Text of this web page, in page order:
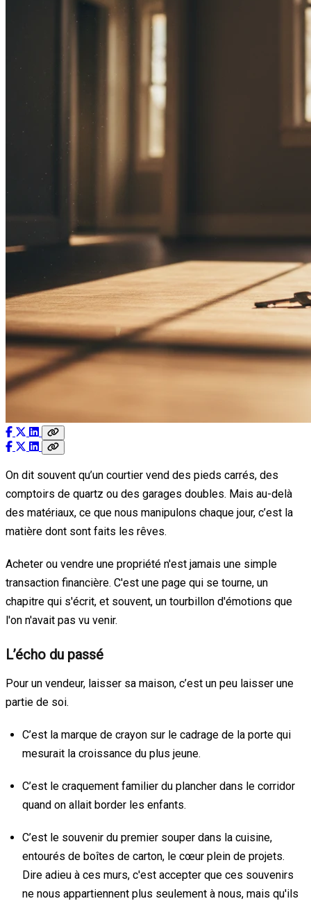
On dit souvent qu’un courtier vend des pieds carrés, des
comptoirs de quartz ou des garages doubles. Mais au-delà
des matériaux, ce que nous manipulons chaque jour, c’est la
matière dont sont faits les rêves.
Acheter ou vendre une propriété n'est jamais une simple
transaction financière. C'est une page qui se tourne, un
chapitre qui s'écrit, et souvent, un tourbillon d'émotions que
l'on n'avait pas vu venir.
L’écho du passé
Pour un vendeur, laisser sa maison, c’est un peu laisser une
partie de soi.
C’est la marque de crayon sur le cadrage de la porte qui
mesurait la croissance du plus jeune.
C’est le craquement familier du plancher dans le corridor
quand on allait border les enfants.
C’est le souvenir du premier souper dans la cuisine,
entourés de boîtes de carton, le cœur plein de projets.
Dire adieu à ces murs, c'est accepter que ces souvenirs
ne nous appartiennent plus seulement à nous, mais qu'ils